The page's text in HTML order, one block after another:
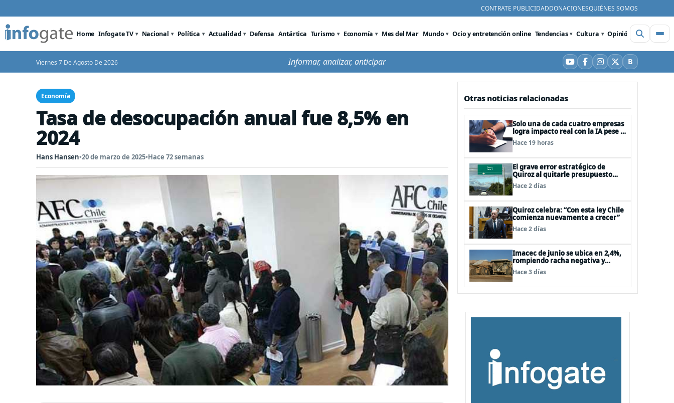
CONTRATE PUBLICIDADDONACIONESQUIÉNES SOMOS
Home Infogate TV Nacional Política Actualidad Defensa Antártica Turismo Economía Mes del Mar Mundo Ocio y entretención online Tendencias Cultura Opinión Videos
Viernes 7 De Agosto De 2026 Informar, analizar, anticipar YouTube
Facebook
Instagram
X BBluesky
Economía
Tasa de desocupación anual fue 8,5% en
2024
Hans Hansen•20 de marzo de 2025•Hace 72 semanas
Otras noticias relacionadas
Solo una de cada cuatro empresas
logra impacto real con la IA pese a
la inversión, según el Foro
Económico Mundial
Hace 19 horas
El grave error estratégico de
Quiroz al quitarle presupuesto
para infraestructura vial del
Biobío
Hace 2 días
Quiroz celebra: “Con esta ley Chile
comienza nuevamente a crecer”
Hace 2 días
Imacec de junio se ubica en 2,4%,
rompiendo racha negativa y
supera las expectativas
Hace 3 días